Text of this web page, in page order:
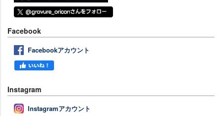
Facebook
Facebookアカウント
Instagram
Instagramアカウント